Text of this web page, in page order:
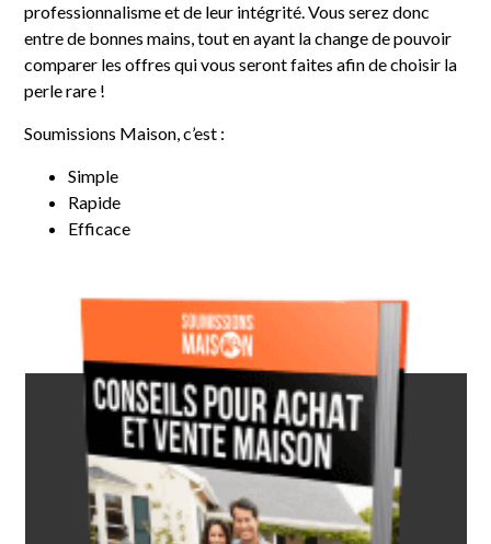
professionnalisme et de leur intégrité. Vous serez donc
entre de bonnes mains, tout en ayant la change de pouvoir
comparer les offres qui vous seront faites afin de choisir la
perle rare !
Soumissions Maison, c’est :
Simple
Rapide
Efficace